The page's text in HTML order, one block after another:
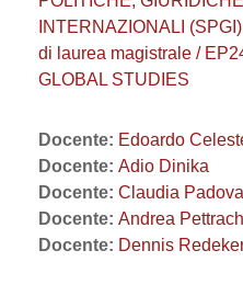
INTERNAZIONALI
di laurea magistrale /
GLOBAL STUDIES
Docente: Edoardo
Docente: Adio Dinika
Docente: Claudia
Docente: Andrea
Docente: Dennis